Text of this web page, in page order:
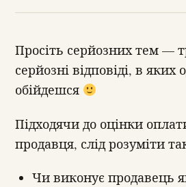
Просіть серйозних тем —
серйозні відповіді, в
обійдешся
Підходячи до оцінки
продавця, слід розуміти
Чи виконує продавець